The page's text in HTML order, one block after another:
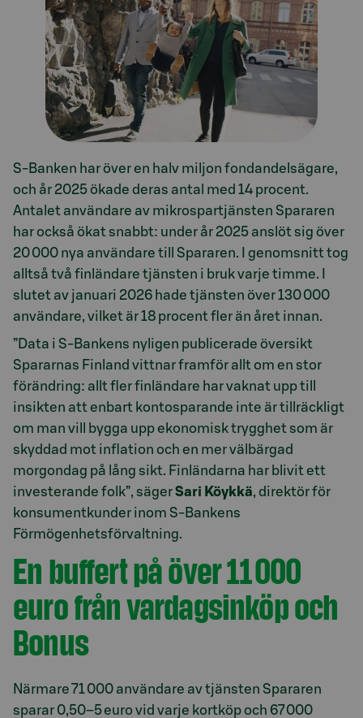
S-Banken har över en halv miljon fondandelsägare,
och år 2025 ökade deras antal med 14 procent.
Antalet användare av mikrospartjänsten Spararen
har också ökat snabbt: under år 2025 anslöt sig över
20 000 nya användare till Spararen. I genomsnitt tog
alltså två finländare tjänsten i bruk varje timme. I
slutet av januari 2026 hade tjänsten över 130 000
användare, vilket är 18 procent fler än året innan.
”Data i S-Bankens nyligen publicerade översikt
Spararnas Finland vittnar framför allt om en stor
förändring: allt fler finländare har vaknat upp till
insikten att enbart kontosparande inte är tillräckligt
om man vill bygga upp ekonomisk trygghet som är
skyddad mot inflation och en mer välbärgad
morgondag på lång sikt. Finländarna har blivit ett
investerande folk”, sägerSari Köykkä, direktör för
konsumentkunder inom S-Bankens
Förmögenhetsförvaltning.
En buffert på över 11 000
euro från vardagsinköp och
Bonus
Närmare 71 000 användare av tjänsten Spararen
sparar 0,50–5 euro vid varje kortköp och 67 000